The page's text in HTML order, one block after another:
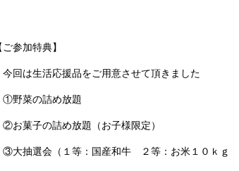
ご参加特典】
回は生活応援品をご用意させて頂きました
野菜の詰め放題
お菓子の詰め放題（お子様限定）
大抽選会（１等：国産和牛 ２等：お米１０ｋｇ